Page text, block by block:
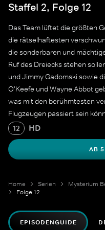
Staffel 2, Folge 12
Das Team lüftet die größten
die rätselhaftesten
die sonderbaren und
Ruf des Dreiecks stehen
und Jimmy Gadomski sowie
O'Keefe und Wayne Abbot
was mit den berühmtesten
Flugzeugen passiert sein
aufklären wollen und wie ihre
werden soll.
12 HD
AB
Home Serien Mysterium
Folge 12
EPISODENGUIDE